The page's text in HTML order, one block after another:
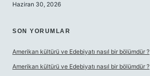
Haziran 30, 2026
SON YORUMLAR
Amerikan kültürü ve Edebiyatı nasıl bir bölümdür ?
Amerikan kültürü ve Edebiyatı nasıl bir bölümdür ?